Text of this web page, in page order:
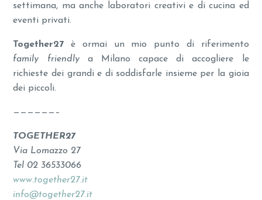
settimana, ma anche laboratori creativi e di cucina ed
eventi privati.
Together27 è ormai un mio punto di riferimento
family friendlya Milano capace di accogliere le
richieste dei grandi e di soddisfarle insieme per la gioia
dei piccoli.
——————–
TOGETHER27
Via Lomazzo 27
Tel 02 36533066
www.together27.it
info@together27.it